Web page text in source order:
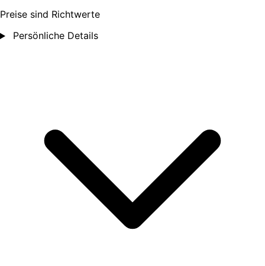
Preise sind Richtwerte
Persönliche Details